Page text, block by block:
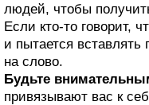
людей, чтобы
Если кто-то говорит,
и пытается вставлять
на слово.
Будьте
привязывают вас к